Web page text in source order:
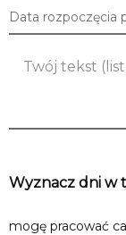
Data rozpoczęcia
Wyznacz dni w
mogę pracować